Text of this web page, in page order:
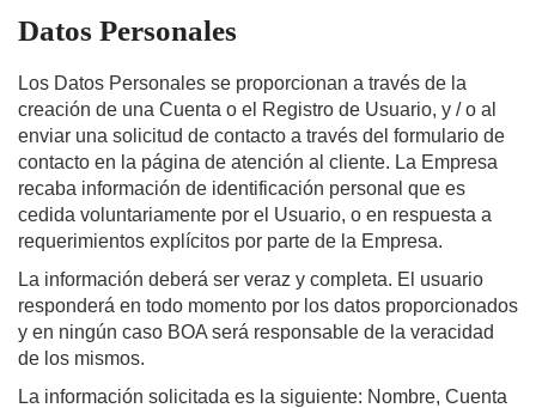
Datos Personales
Los Datos Personales se proporcionan a través de la
creación de una Cuenta o el Registro de Usuario, y / o al
enviar una solicitud de contacto a través del formulario de
contacto en la página de atención al cliente. La Empresa
recaba información de identificación personal que es
cedida voluntariamente por el Usuario, o en respuesta a
requerimientos explícitos por parte de la Empresa.
La información deberá ser veraz y completa. El usuario
responderá en todo momento por los datos proporcionados
y en ningún caso BOA será responsable de la veracidad
de los mismos.
La información solicitada es la siguiente: Nombre, Cuenta